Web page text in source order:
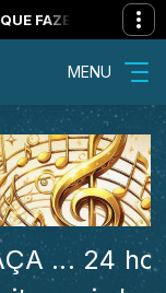
depois de
MENU
... 24